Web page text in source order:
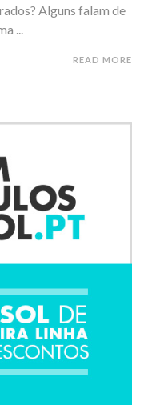
Alguns falam de
...
READ MORE